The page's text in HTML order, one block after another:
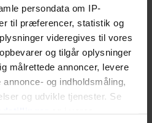
persondata om IP-
til præferencer, statistik og
videregives til vores
og tilgår oplysninger
målrettede annoncer, levere
og indholdsmåling,
og udvikle tjenester. Se
Med tiden
min egen
lidt i det, og
at leve mere i
end i mine